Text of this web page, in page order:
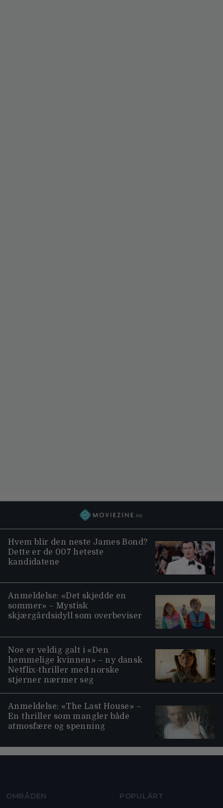
Hvem blir den neste James Bond?
Dette er de 007 heteste
kandidatene
Anmeldelse: «Det skjedde en
sommer» – Mystisk
skjærgårdsidyll som overbeviser
Noe er veldig galt i «Den
hemmelige kvinnen» – ny dansk
Netflix-thriller med norske
stjerner nærmer seg
Anmeldelse: «The Last House» –
En thriller som mangler både
atmosfære og spenning
OMRÅDEN POPULÄRT